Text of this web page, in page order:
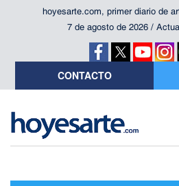
hoyesarte.com, primer diario de
7 de agosto de 2026 /
CONTACTO